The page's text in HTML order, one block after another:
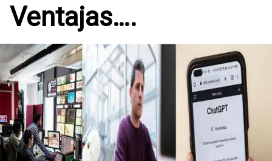
Ventajas….